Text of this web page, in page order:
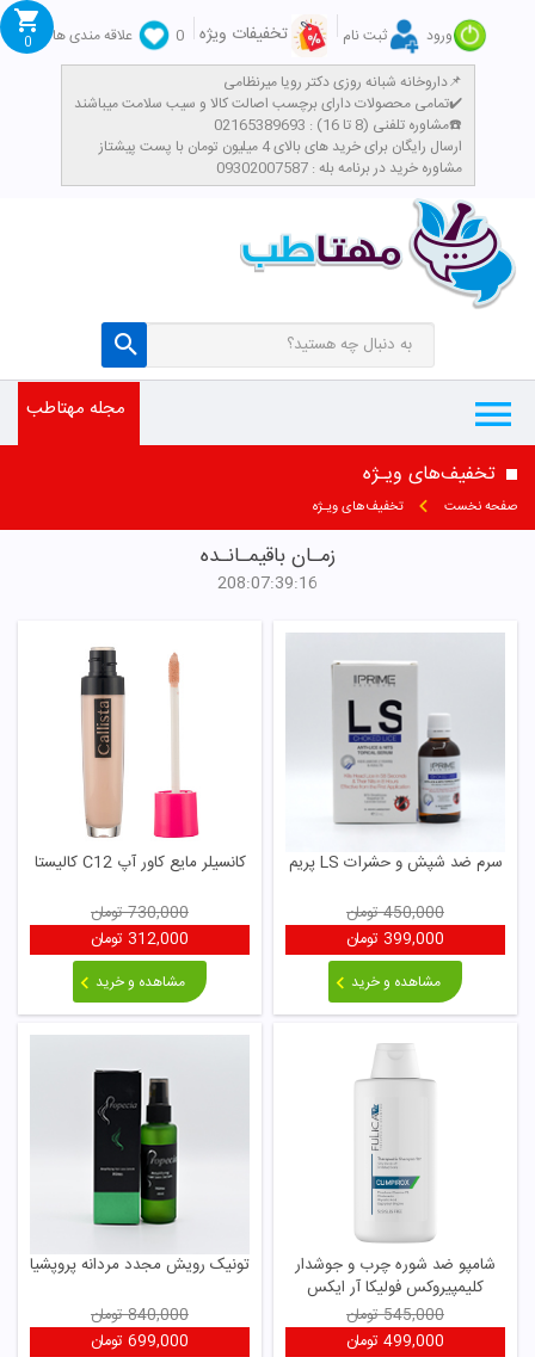
ورود ثبت نام تخفیفات ویژه 0
علاقه مندی ها
داروخانه شبانه روزی دکتر رویا میرنظامی📌
تمامی محصولات دارای برچسب اصالت کالا و سیب سلامت میباشند✔️
مشاوره تلفنی (8 تا 16) : 02165389693☎️
​ارسال رایگان برای خرید های بالای 4 میلیون تومان با پست پیشتاز
مشاوره خرید در برنامه بله : 09302007587
0
مجله مهتاطب
تخفیف‌های ویـژه
صفحه نخست تخفیف‌های ویـژه
زمـان باقیمـانـده
208:07:39:14
سرم ضد شپش و حشرات LS پریم
450,000تومان
399,000 تومان
مشاهده و خرید
کانسیلر مایع کاور آپ C12 کالیستا
730,000تومان
312,000 تومان
مشاهده و خرید
شامپو ضد شوره چرب و جوشدار
کلیمپیروکس فولیکا آر ایکس
545,000تومان
499,000 تومان
تونیک رویش مجدد مردانه پروپشیا
840,000تومان
699,000 تومان